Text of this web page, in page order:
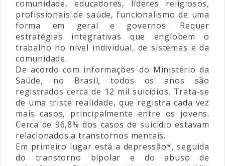
comunidade, educadores, líderes religiosos,
profissionais de saúde, funcionalismo de uma
forma em geral e governos. Requer
estratégias integrativas que englobem o
trabalho no nível individual, de sistemas e da
comunidade.
De acordo com informações do Ministério da
Saúde, no Brasil, todos os anos são
registrados cerca de 12 mil suicídios. Trata-se
de uma triste realidade, que registra cada vez
mais casos, principalmente entre os jovens.
Cerca de 96,8% dos casos de suicídio estavam
relacionados a transtornos mentais.
Em primeiro lugar está a depressão*, seguida
do transtorno bipolar e do abuso de